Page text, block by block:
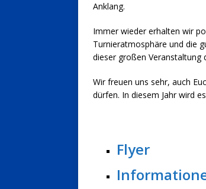
Anklang.
Immer wieder erhalten wir
Turnieratmosphäre und die
dieser großen Veranstaltung
Wir freuen uns sehr, auch
dürfen. In diesem Jahr wird
Flyer